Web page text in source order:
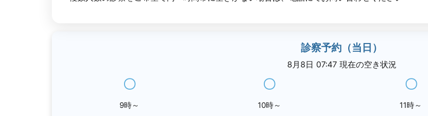
診察予約（当日）
8月8日 07:47 現在の空き状況
〇
9時～
〇
10時～
〇
11時～